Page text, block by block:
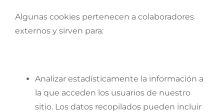
Algunas cookies pertenecen a colaboradores
externos y sirven para:
Analizar estadísticamente la información a
la que acceden los usuarios de nuestro
sitio. Los datos recopilados pueden incluir